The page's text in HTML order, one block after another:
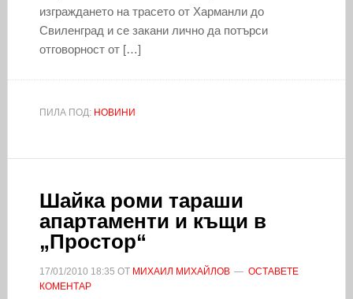
изграждането на трасето от Харманли до
Свиленград и се закани лично да потърси
отговорност от […]
ПИЛА ПОД: НОВИНИ
Шайка роми тараши
апартаменти и къщи в
„Простор“
17/01/2010 18:35 ОТ МИХАИЛ МИХАЙЛОВ
ОСТАВЕТЕ
КОМЕНТАР